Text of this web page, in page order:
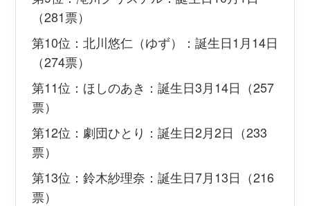
（281票）
第10位：北川悠仁（ゆず）：誕生日1月14日
（274票）
第11位：ほしのあき：誕生日3月14日（257
票）
第12位：劇団ひとり：誕生日2月2日（233
票）
第13位：鈴木紗理奈：誕生日7月13日（216
票）